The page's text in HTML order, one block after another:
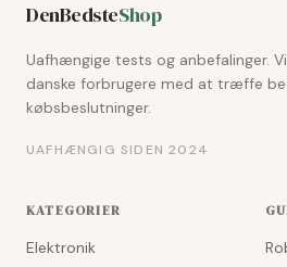
DenBedsteShop
Uafhængige tests og anbefalinger.
danske forbrugere med at træffe
købsbeslutninger.
UAFHÆNGIG SIDEN 2024
KATEGORIER
Elektronik